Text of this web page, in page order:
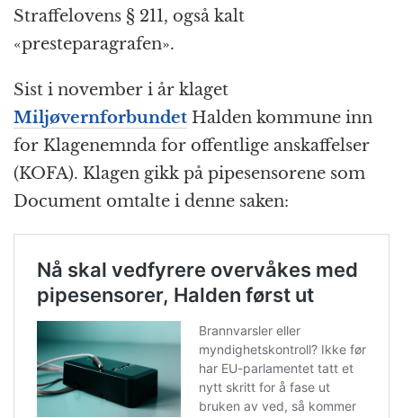
Straffelovens § 211, også kalt
«presteparagrafen».
Sist i november i år klaget
Miljøvernforbundet Halden kommune inn
for Klagenemnda for offentlige anskaffelser
(KOFA). Klagen gikk på pipesensorene som
Document omtalte i denne saken: